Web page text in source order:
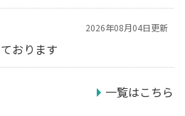
2026年08月04日更新
おります
一覧はこちら